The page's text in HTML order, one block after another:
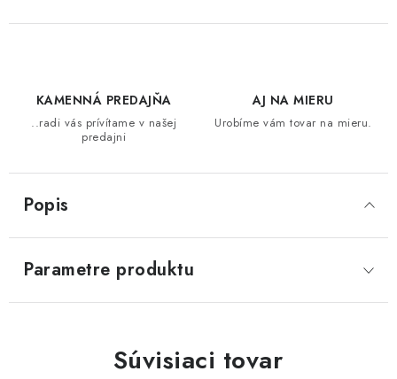
KNIŽNICE A REGÁLY
KONFERENČNÉ STOLÍKY
SVIETIDLÁ
KVETINÁČE
KAMENNÁ PREDAJŇA
..radi vás prívítame v našej
predajni
AJ NA MIERU
Urobíme vám tovar na mieru.
Popis
Parametre produktu
Súvisiaci tovar